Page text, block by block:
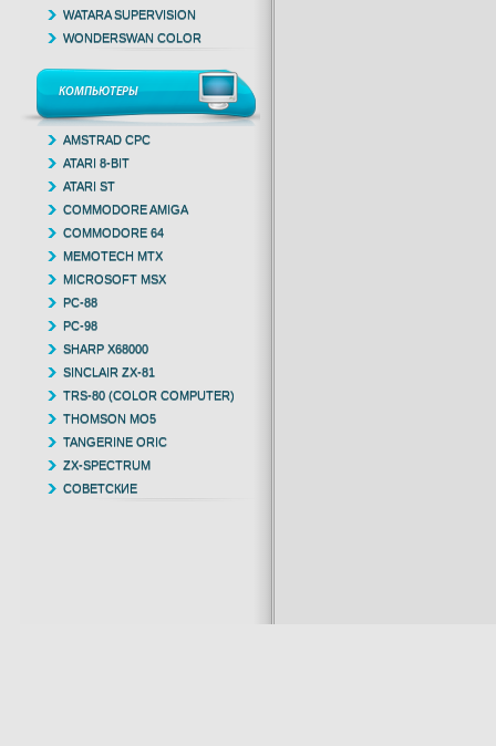
WATARA SUPERVISION
WONDERSWAN COLOR
КОМПЬЮТЕРЫ
AMSTRAD CPC
ATARI 8-BIT
ATARI ST
COMMODORE AMIGA
COMMODORE 64
MEMOTECH MTX
MICROSOFT MSX
PC-88
PC-98
SHARP X68000
SINCLAIR ZX-81
TRS-80 (COLOR COMPUTER)
THOMSON MO5
TANGERINE ORIC
ZX-SPECTRUM
СОВЕТСКИЕ